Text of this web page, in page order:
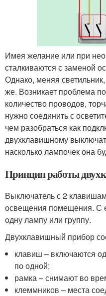
Имея желание или при
сталкиваются с заменой
Однако, меняя
же. Возникает проблема
количество проводов,
нужно соединить с
чем разобраться как
двухклавишному
насколько лампочек она
Принцип работы
Выключатель с 2
освещения помещения. С
одну лампу или группу.
Двухклавишный прибор
клавиш – включаются
по одной;
рамка – снимают во
клеммников – места